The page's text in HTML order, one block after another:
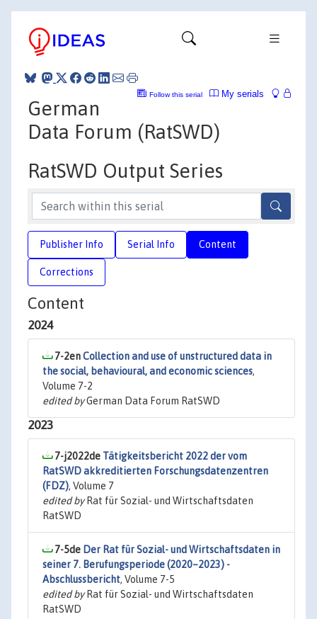
My serials
Follow this serial
German
Data Forum (RatSWD)
RatSWD Output Series
Publisher Info Serial Info Content
Corrections
Content
2024
7-2enCollection and use of unstructured data in
the social, behavioural, and economic sciences,
Volume 7-2
edited byGerman Data Forum RatSWD
2023
7-j2022de Tätigkeitsbericht 2022 der vom
RatSWD akkreditierten Forschungsdatenzentren
(FDZ), Volume 7
edited byRat für Sozial- und Wirtschaftsdaten
RatSWD
7-5de Der Rat für Sozial- und Wirtschaftsdaten in
seiner 7. Berufungsperiode (2020–2023) -
Abschlussbericht, Volume 7-5
edited byRat für Sozial- und Wirtschaftsdaten
RatSWD